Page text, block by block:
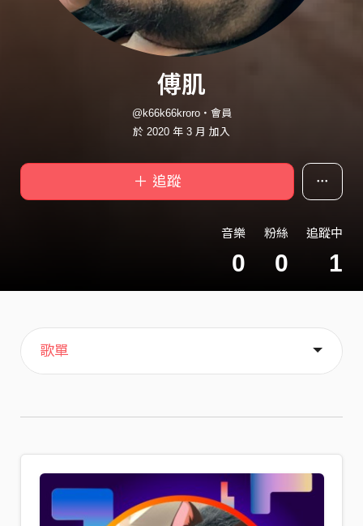
傅肌
@k66k66kroro・會員
於 2020 年 3 月 加入
＋ 追蹤
音樂
0
粉絲
0
追蹤中
1
主頁
歌單
喜歡
關於